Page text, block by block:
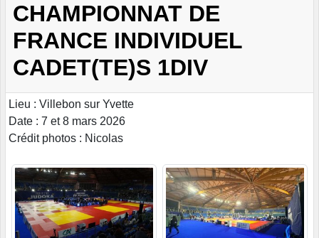
CHAMPIONNAT DE
FRANCE INDIVIDUEL
CADET(TE)S 1DIV
Lieu : Villebon sur Yvette
Date : 7 et 8 mars 2026
Crédit photos : Nicolas